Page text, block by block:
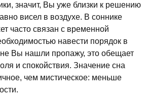
значит, Вы уже близки к решению
висел в воздухе. В соннике
часто связан с временной
навести порядок в
Вы нашли пропажу, это обещает
и спокойствия. Значение сна
чем мистическое: меньше